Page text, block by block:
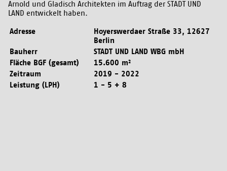
Arnold und Gladisch Architekten im Auftrag der STADT UND
LAND entwickelt haben.
Adresse
Hoyerswerdaer Straße 33, 12627
Berlin
Bauherr
STADT UND LAND WBG mbH
Fläche BGF (gesamt)
15.600 m²
Zeitraum
2019 - 2022
Leistung (LPH)
1 - 5 + 8